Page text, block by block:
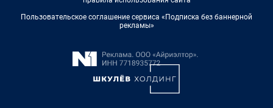
Пользовательское соглашение сервиса «Подписка без баннерной
рекламы»